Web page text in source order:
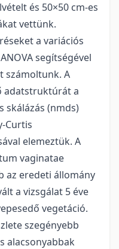
és 50×50 cm-es
vettünk.
a variációs
segítségével
számoltunk. A
adatstruktúrát a
skálázás (nmds)
Curtis
elemeztük. A
vaginatae
az eredeti állomány
a vizsgálat 5 éve
vegetáció.
szegényebb
alacsonyabbak